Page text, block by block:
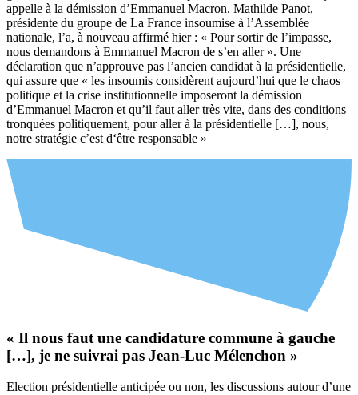
appelle à la démission d’Emmanuel Macron. Mathilde Panot,
présidente du groupe de La France insoumise à l’Assemblée
nationale, l’a, à nouveau affirmé hier : « Pour sortir de l’impasse,
nous demandons à Emmanuel Macron de s’en aller ». Une
déclaration que n’approuve pas l’ancien candidat à la présidentielle,
qui assure que « les insoumis considèrent aujourd’hui que le chaos
politique et la crise institutionnelle imposeront la démission
d’Emmanuel Macron et qu’il faut aller très vite, dans des conditions
tronquées politiquement, pour aller à la présidentielle […], nous,
notre stratégie c’est d‘être responsable »
« Il nous faut une candidature commune à gauche
[…], je ne suivrai pas Jean-Luc Mélenchon »
Election présidentielle anticipée ou non, les discussions autour d’une